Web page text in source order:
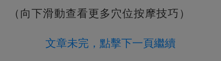
（向下滑動查看更多穴位按摩技巧）
文章未完，點擊下一頁繼續